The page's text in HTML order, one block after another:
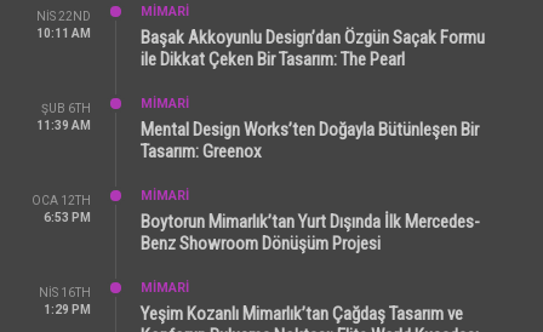
NIS 22ND
10:11 AM
MİMARİ
Başak Akkoyunlu Design’dan Özgün Saçak Formu
ile Dikkat Çeken Bir Tasarım: The Pearl
ŞUB 6TH
11:39 AM
MİMARİ
Mental Design Works’ten Doğayla Bütünleşen Bir
Tasarım: Greenox
OCA 12TH
6:53 PM
MİMARİ
Boytorun Mimarlık’tan Yurt Dışında İlk Mercedes-
Benz Showroom Dönüşüm Projesi
NIS 16TH
1:29 PM
MİMARİ
Yeşim Kozanlı Mimarlık’tan Çağdaş Tasarım ve